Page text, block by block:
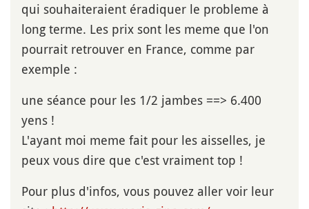
qui souhaiteraient éradiquer le probleme à
long terme. Les prix sont les meme que l'on
pourrait retrouver en France, comme par
exemple :
une séance pour les 1/2 jambes ==> 6.400
yens !
L'ayant moi meme fait pour les aisselles, je
peux vous dire que c'est vraiment top !
Pour plus d'infos, vous pouvez aller voir leur